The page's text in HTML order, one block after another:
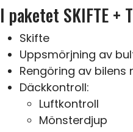
I paketet SKIFTE +
Skifte
Uppsmörjning av
Rengöring av bilens
Däckkontroll:
Luftkontroll
Mönsterdjup